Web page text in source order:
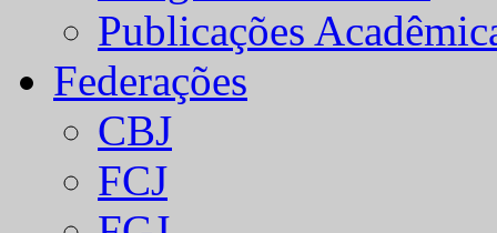
Publicações
Federações
CBJ
FCJ